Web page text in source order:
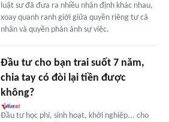
luật sư đã đưa ra nhiều nhận định khác nhau,
xoay quanh ranh giới giữa quyền riêng tư cá
nhân và quyền phản ánh sự việc.
Đầu tư cho bạn trai suốt 7 năm,
chia tay có đòi lại tiền được
không?
Đầu tư học phí, sinh hoạt, khởi nghiệp... cho